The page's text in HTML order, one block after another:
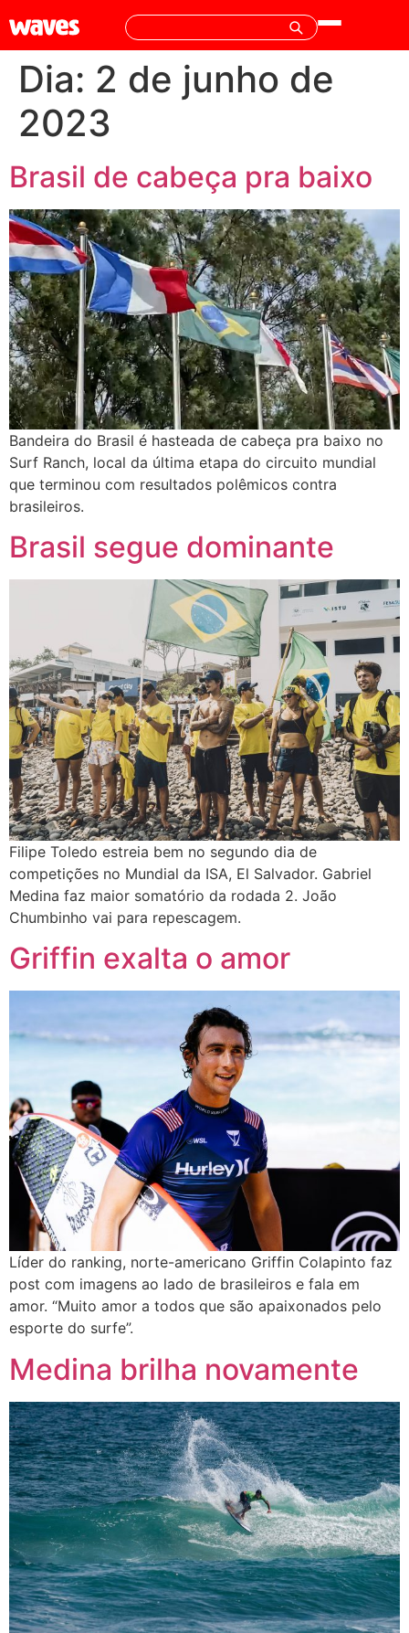
Dia: 2 de junho de
2023
Brasil de cabeça pra baixo
Bandeira do Brasil é hasteada de cabeça pra baixo no
Surf Ranch, local da última etapa do circuito mundial
que terminou com resultados polêmicos contra
brasileiros.
Brasil segue dominante
Filipe Toledo estreia bem no segundo dia de
competições no Mundial da ISA, El Salvador. Gabriel
Medina faz maior somatório da rodada 2. João
Chumbinho vai para repescagem.
Griffin exalta o amor
Líder do ranking, norte-americano Griffin Colapinto faz
post com imagens ao lado de brasileiros e fala em
amor. “Muito amor a todos que são apaixonados pelo
esporte do surfe”.
Medina brilha novamente